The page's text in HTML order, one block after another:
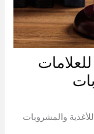
والمشروبات